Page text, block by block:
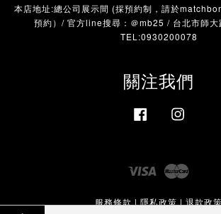
本店地址:總公司展示間 (採預約制，請於
預約）/ 官方line搜尋：＠mb25 / 台北市師
TEL:0930200078
關注我們
Facebook
Visa
服務條款 | 隱私政策 | 退款政策